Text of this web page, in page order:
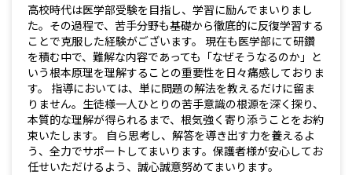
高校時代は医学部受験を目指し、学習に励んでまいりまし
た。その過程で、苦手分野も基礎から徹底的に反復学習する
ことで克服した経験がございます。 現在も医学部にて研鑽
を積む中で、難解な内容であっても「なぜそうなるのか」と
いう根本原理を理解することの重要性を日々痛感しておりま
す。 指導においては、単に問題の解法を教えるだけに留ま
りません。生徒様一人ひとりの苦手意識の根源を深く探り、
本質的な理解が得られるまで、根気強く寄り添うことをお約
束いたします。 自ら思考し、解答を導き出す力を養えるよ
う、全力でサポートしてまいります。保護者様が安心してお
任せいただけるよう、誠心誠意努めてまいります。